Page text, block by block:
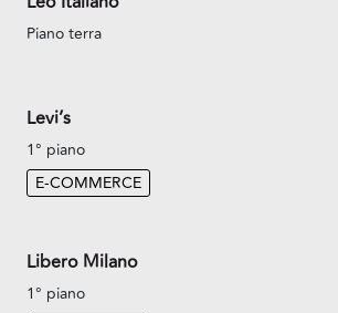
Piano terra
Levi’s
1° piano
E-COMMERCE
Libero Milano
1° piano